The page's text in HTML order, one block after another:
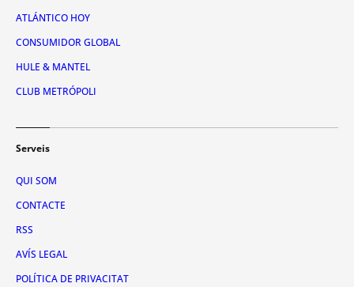
ATLÁNTICO HOY
CONSUMIDOR GLOBAL
HULE & MANTEL
CLUB METRÓPOLI
Serveis
QUI SOM
CONTACTE
RSS
AVÍS LEGAL
POLÍTICA DE PRIVACITAT